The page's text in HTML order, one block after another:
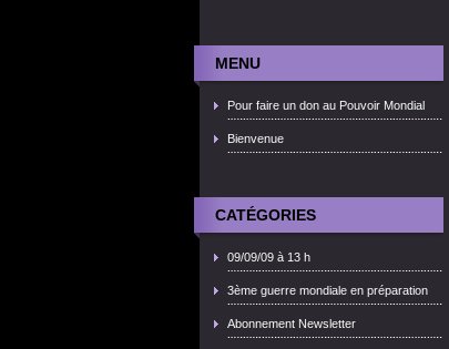
MENU
Pour faire un don au Pouvoir Mondial
Bienvenue
CATÉGORIES
09/09/09 à 13 h
3ème guerre mondiale en préparation
Abonnement Newsletter